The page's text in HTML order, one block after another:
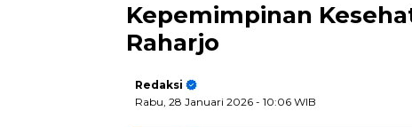
Kepemimpinan
Raharjo
Redaksi
Rabu, 28 Januari 2026 - 10:06 WIB